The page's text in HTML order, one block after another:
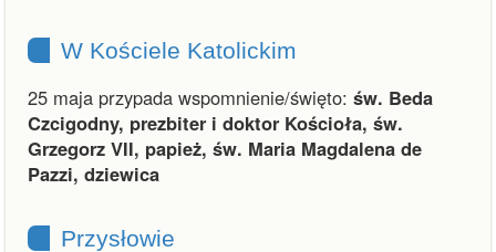
W Kościele Katolickim
25 maja przypada wspomnienie/święto: św. Beda
Czcigodny, prezbiter i doktor Kościoła, św.
Grzegorz VII, papież, św. Maria Magdalena de
Pazzi, dziewica
Przysłowie